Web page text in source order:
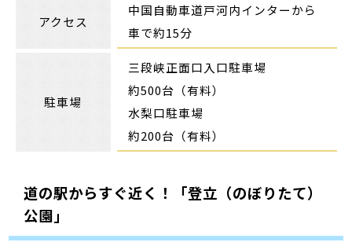
アクセス
中国自動車道戸河内インターから
車で約15分
駐車場
三段峡正面口入口駐車場
約500台（有料）
水梨口駐車場
約200台（有料）
道の駅からすぐ近く！「登立（のぼりたて）
公園」